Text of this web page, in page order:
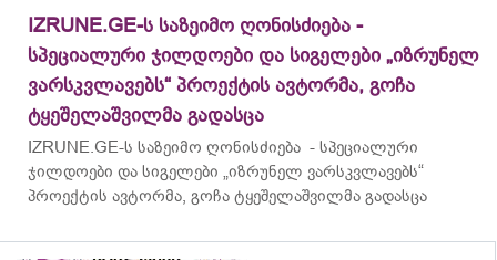
IZRUNE.GE-ს საზეიმო ღონისძიება -
სპეციალური ჯილდოები და სიგელები „იზრუნელ
ვარსკვლავებს“ პროექტის ავტორმა, გოჩა
ტყეშელაშვილმა გადასცა
IZRUNE.GE-ს საზეიმო ღონისძიება - სპეციალური
ჯილდოები და სიგელები „იზრუნელ ვარსკვლავებს“
პროექტის ავტორმა, გოჩა ტყეშელაშვილმა გადასცა